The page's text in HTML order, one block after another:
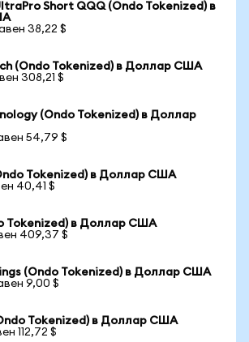
Short QQQ (Ondo Tokenized) в
38,22 $
(Ondo Tokenized) в Доллар США
308,21 $
(Ondo Tokenized) в Доллар
54,79 $
Tokenized) в Доллар США
40,41 $
Tokenized) в Доллар США
409,37 $
(Ondo Tokenized) в Доллар США
9,00 $
Tokenized) в Доллар США
112,72 $